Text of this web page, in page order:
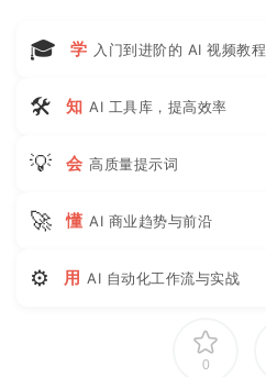
🎓 学 入门到进阶的 AI 视频教程
🛠 知 AI 工具库，提高效率
💡 会 高质量提示词
🚀 懂 AI 商业趋势与前沿
⚙ 用 AI 自动化工作流与实战
0